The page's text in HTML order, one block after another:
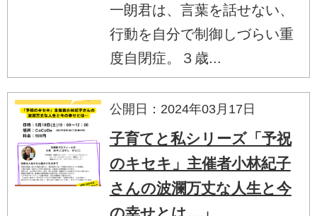
一朗君は、言葉を話せない、
行動を自分で制御しづらい重
度自閉症。３歳...
公開日：2024年03月17日
子育てと私シリーズ「予祝
のキセキ」主催者小林紀子
さんの波瀾万丈な人生と今
の幸せとは…」